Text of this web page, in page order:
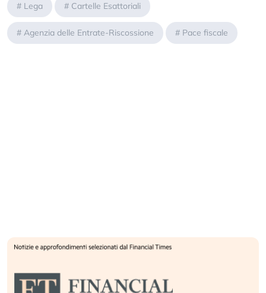
# Lega # Cartelle Esattoriali
# Agenzia delle Entrate-Riscossione # Pace fiscale